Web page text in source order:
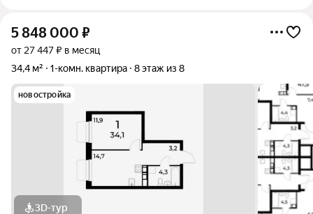
5 848 000 ₽
от 27 447 ₽ в месяц
34,4 м²
1-комн. квартира 8 этаж из 8
новостройка
3D-тур